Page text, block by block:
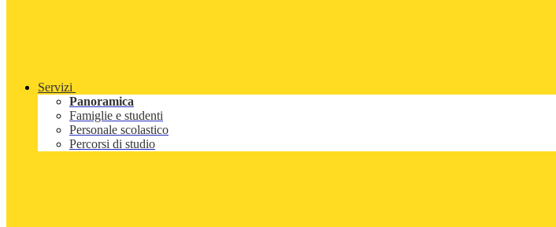
Servizi
Panoramica
Famiglie e studenti
Personale scolastico
Percorsi di studio